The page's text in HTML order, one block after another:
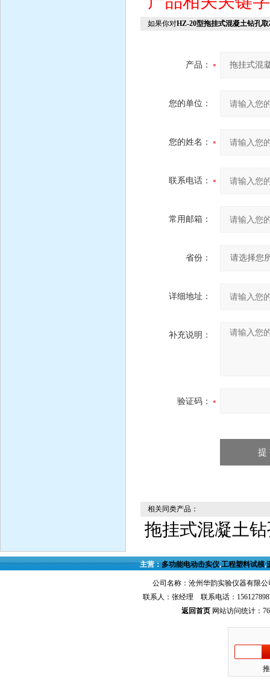
如果你对HZ-20型拖挂式混凝土钻孔取
产品：
您的单位：
您的姓名：
联系电话：
常用邮箱：
省份：
详细地址：
补充说明：
验证码：
相关同类产品：
拖挂式混凝土
主营：多功能电动击实仪,工程塑料试模,
公司名称：沧州华韵实验仪器有限
联系人：张经理 联系电话：
返回首页网站访问统计：